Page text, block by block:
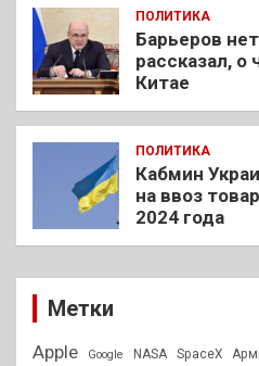
ПОЛИТИКА
Барьеров
рассказал, о
Китае
ПОЛИТИКА
Кабмин
на ввоз
2024 года
Метки
Apple Google NASA SpaceX